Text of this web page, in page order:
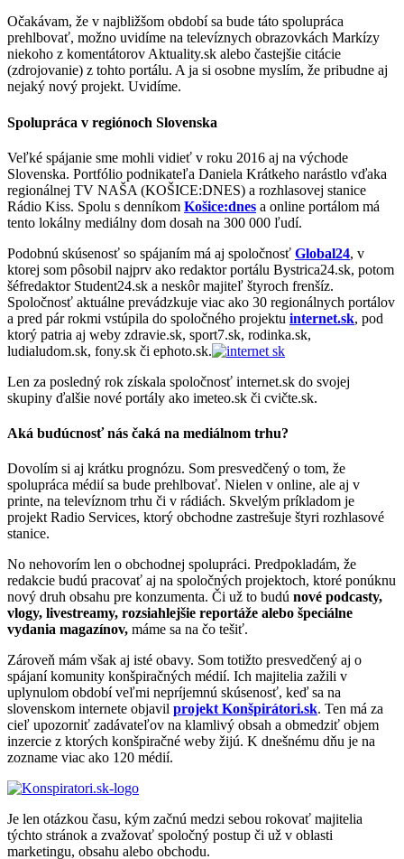
Očakávam, že v najbližšom období sa bude táto spolupráca
prehlbovať, možno uvidíme na televíznych obrazovkách Markízy
niekoho z komentátorov Aktuality.sk alebo častejšie citácie
(zdrojovanie) z tohto portálu. A ja si osobne myslím, že pribudne aj
nejaký nový projekt. Uvidíme.
Spolupráca v regiónoch Slovenska
Veľké spájanie sme mohli vidieť v roku 2016 aj na východe
Slovenska. Portfólio podnikateľa Daniela Krátkeho narástlo vďaka
regionálnej TV NAŠA (KOŠICE:DNES) a rozhlasovej stanice
Rádio Kiss. Spolu s denníkom Košice:dnes a online portálom má
tento lokálny mediálny dom dosah na 300 000 ľudí.
Podobnú skúsenosť so spájaním má aj spoločnosť Global24, v
ktorej som pôsobil najprv ako redaktor portálu Bystrica24.sk, potom
šéfredaktor Student24.sk a neskôr majiteľ štyroch frenšíz.
Spoločnosť aktuálne prevádzkuje viac ako 30 regionálnych portálov
a pred pár rokmi vstúpila do spoločného projektu internet.sk, pod
ktorý patria aj weby zdravie.sk, sport7.sk, rodinka.sk,
ludialudom.sk, fony.sk či ephoto.sk.
Len za posledný rok získala spoločnosť internet.sk do svojej
skupiny ďalšie nové portály ako imeteo.sk či cvičte.sk.
Aká budúcnosť nás čaká na mediálnom trhu?
Dovolím si aj krátku prognózu. Som presvedčený o tom, že
spolupráca médií sa bude prehlbovať. Nielen v online, ale aj v
printe, na televíznom trhu či v rádiách. Skvelým príkladom je
projekt Radio Services, ktorý obchodne zastrešuje štyri rozhlasové
stanice.
No nehovorím len o obchodnej spolupráci. Predpokladám, že
redakcie budú pracovať aj na spoločných projektoch, ktoré ponúknu
nový druh obsahu pre konzumenta. Či už to budú nové podcasty,
vlogy, livestreamy, rozsiahlejšie reportáže alebo špeciálne
vydania magazínov, máme sa na čo tešiť.
Zároveň mám však aj isté obavy. Som totižto presvedčený aj o
spájaní komunity konšpiračných médií. Ich majitelia zažili v
uplynulom období veľmi nepríjemnú skúsenosť, keď sa na
slovenskom internete objavil projekt Konšpirátori.sk. Ten má za
cieľ upozorniť zadávateľov na klamlivý obsah a obmedziť objem
inzercie z ktorých konšpiračné weby žijú. K dnešnému dňu je na
zozname viac ako 120 médií.
Je len otázkou času, kým začnú medzi sebou rokovať majitelia
týchto stránok a zvažovať spoločný postup či už v oblasti
marketingu, obsahu alebo obchodu.